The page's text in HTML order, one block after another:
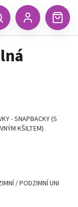
Přihlášení
- SNAPBACKY (S
KŠILTEM)
/ PODZIMNÍ UNI